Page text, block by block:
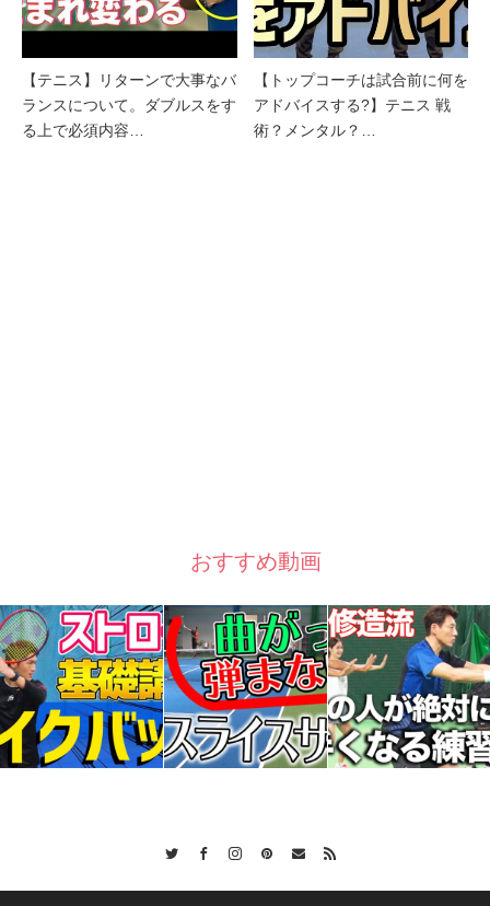
【テニス】リターンで大事なバ
ランスについて。ダブルスをす
る上で必須内容…
【トップコーチは試合前に何を
アドバイスする?】テニス 戦
術？メンタル？…
おすすめ動画